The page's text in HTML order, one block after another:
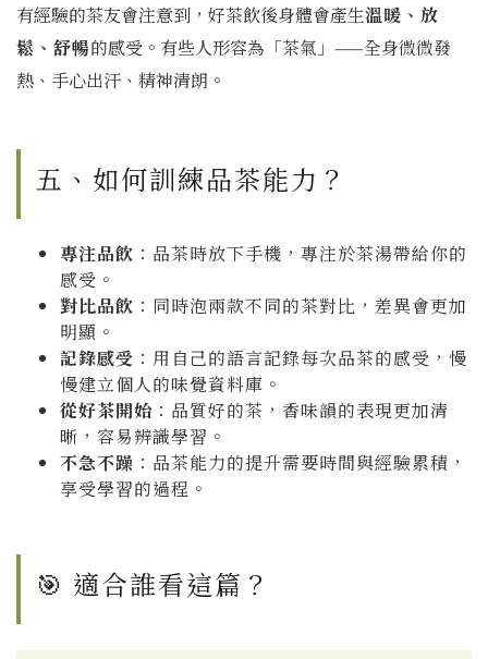
有經驗的茶友會注意到，好茶飲後身體會產生溫暖、放
鬆、舒暢的感受。有些人形容為「茶氣」——全身微微發
熱、手心出汗、精神清朗。
五、如何訓練品茶能力？
專注品飲 ：品茶時放下手機，專注於茶湯帶給你的
感受。
對比品飲 ：同時泡兩款不同的茶對比，差異會更加
明顯。
記錄感受 ：用自己的語言記錄每次品茶的感受，慢
慢建立個人的味覺資料庫。
從好茶開始 ：品質好的茶，香味韻的表現更加清
晰，容易辨識學習。
不急不躁 ：品茶能力的提升需要時間與經驗累積，
享受學習的過程。
🎯 適合誰看這篇？